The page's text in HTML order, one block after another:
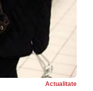
Actualitate